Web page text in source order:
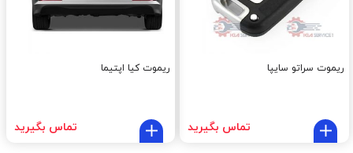
ریموت سراتو سایپا
تماس بگیرید
ریموت کیا اپتیما
تماس بگیرید